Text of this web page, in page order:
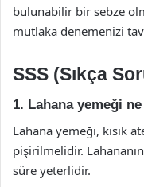
bulunabilir bir sebze
mutlaka denemenizi
SSS (Sıkça
1. Lahana yemeği
Lahana yemeği, kısık
pişirilmelidir.
süre yeterlidir.